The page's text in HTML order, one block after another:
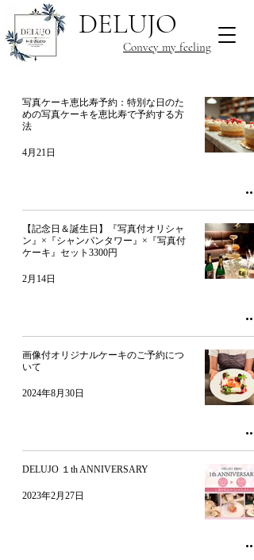
DELUJO
Convey my feeling
写真ケーキ恵比寿予約：特別な日のた
めの写真ケーキを恵比寿で予約する方
法
4月21日
【記念日＆誕生日】『写真付オリシャ
ン』×『シャンパンタワー』×『写真付
ケーキ』セット3300円
2月14日
画像付オリジナルケーキのご予約につ
いて
2024年8月30日
DELUJO １th ANNIVERSARY
2023年2月27日